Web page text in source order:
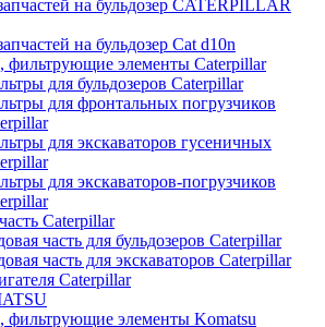
на бульдозер CATERPILLAR
на бульдозер Сat d10n
фильтрующие элементы Caterpillar
для бульдозеров Caterpillar
для фронтальных погрузчиков
для экскаваторов гусеничных
для экскаваторов-погрузчиков
Caterpillar
часть для бульдозеров Caterpillar
часть для экскаваторов Caterpillar
Caterpillar
фильтрующие элементы Komatsu